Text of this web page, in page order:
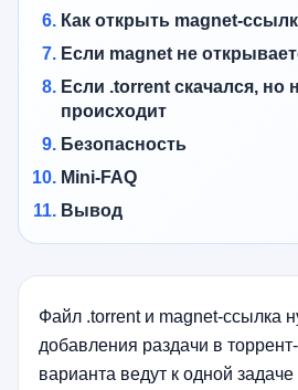
Как открыть magnet-
Если magnet не
Если .torrent скачался, но
происходит
Безопасность
Mini-FAQ
Вывод
Файл .torrent и magnet-ссылка
добавления раздачи в
варианта ведут к одной